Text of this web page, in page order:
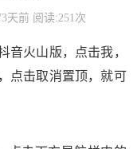
天前 阅读:251次
音火山版，点击我，
点击取消置顶，就可